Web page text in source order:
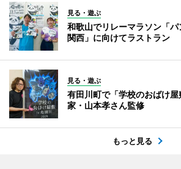
見る・遊ぶ
和歌山でリレーマラソン「
関西」に向けてラストラン
見る・遊ぶ
有田川町で「学校のおばけ
家・山本孝さん監修
もっと見る